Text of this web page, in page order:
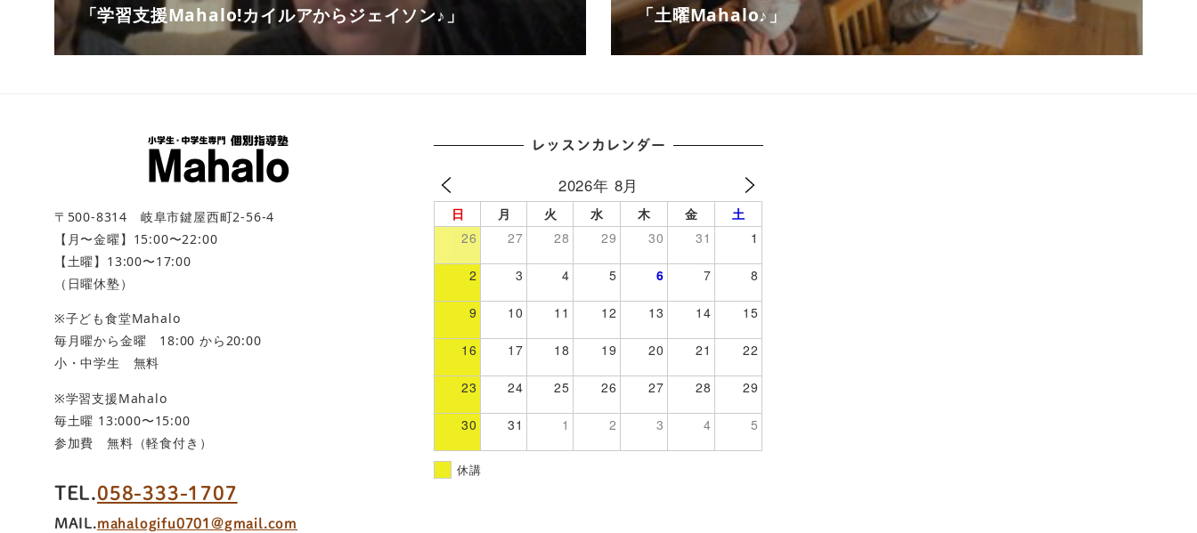
「学習支援Mahalo!カイルアからジェイソン♪」 「土曜Mahalo♪」
〒500-8314 岐阜市鍵屋西町2-56-4
【月〜金曜】15:00〜22:00
【土曜】13:00〜17:00
（日曜休塾）
※子ども食堂Mahalo
毎月曜から金曜 18:00 から20:00
小・中学生 無料
※学習支援Mahalo
毎土曜 13:000〜15:00
参加費 無料（軽食付き）
TEL.058-333-1707
MAIL.mahalogifu0701@gmail.com
レッスンカレンダー
2026年 8月
日 月 火 水 木 金
土
26
27 28 29 30 31 1
2 3 4 5 6 7 8
9 10 11 12 13 14 15
16 17 18 19 20 21 22
23 24 25 26 27 28 29
30 31 1 2 3 4 5
休講